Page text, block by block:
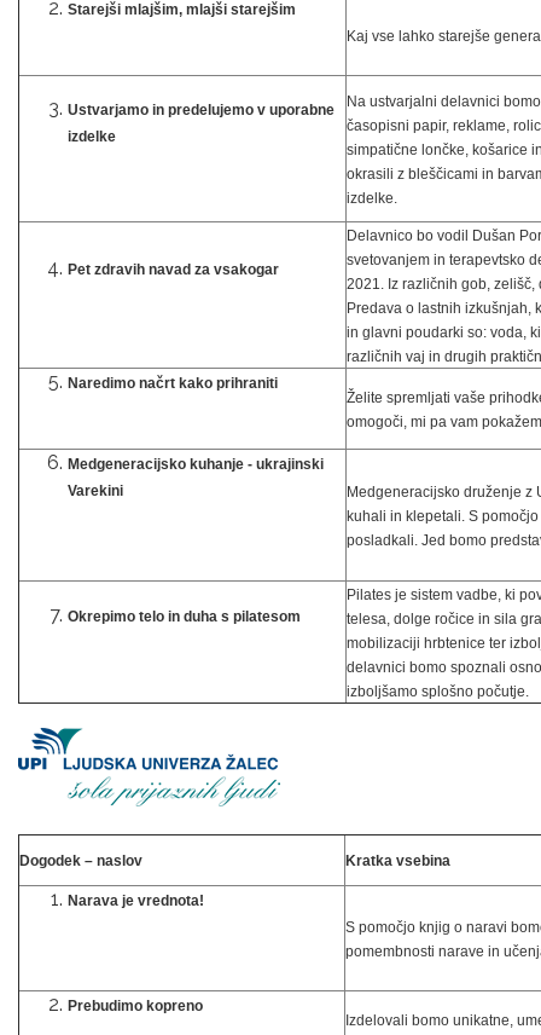
Starejši mlajšim, mlajši starejšim
Kaj vse lahko starejše
Ustvarjamo in predelujemo v uporabne
izdelke
Na ustvarjalni delavnici
časopisni papir, reklame,
simpatične lončke, košarice
okrasili z bleščicami in
izdelke.
Pet zdravih navad za vsakogar
Delavnico bo vodil Dušan
svetovanjem in terapevtsko
2021. Iz različnih gob,
Predava o lastnih izkušnjah,
in glavni poudarki so: voda,
različnih vaj in drugih
Naredimo načrt kako prihraniti
Želite spremljati vaše
omogoči, mi pa vam
Medgeneracijsko kuhanje - ukrajinski
Varekini
Medgeneracijsko druženje z
kuhali in klepetali. S
posladkali. Jed bomo
Okrepimo telo in duha s pilatesom
Pilates je sistem vadbe, ki
telesa, dolge ročice in sila
mobilizaciji hrbtenice ter
delavnici bomo spoznali
izboljšamo splošno počutje.
Dogodek – naslov Kratka vsebina
Narava je vrednota!
S pomočjo knjig o naravi
pomembnosti narave in
Prebudimo kopreno
Izdelovali bomo unikatne,